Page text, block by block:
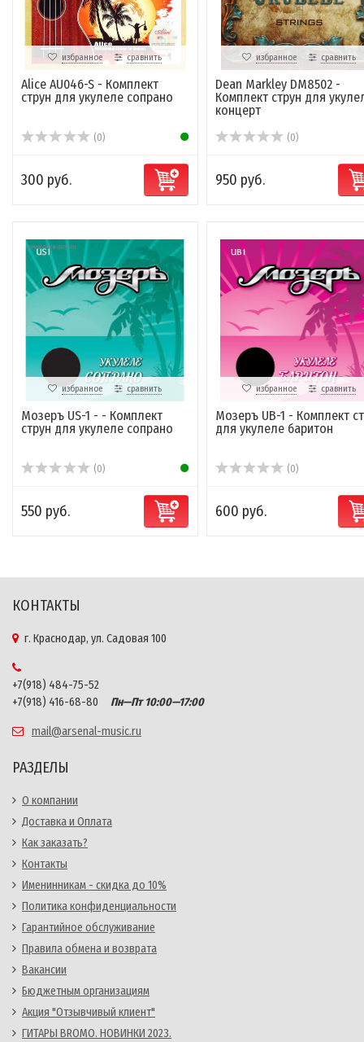
избранное сравнить
Alice AU046-S - Комплект
струн для укулеле сопрано
(0)
300 руб.
избранное сравнить
Dean Markley DM8502 -
Комплект струн для
концерт
(0)
950 руб.
избранное сравнить
Мозеръ US-1 - - Комплект
струн для укулеле сопрано
(0)
550 руб.
избранное сравнить
Мозеръ UB-1 - Комплект
для укулеле баритон
(0)
600 руб.
КОНТАКТЫ
г. Краснодар, ул. Садовая 100
+7(918) 484-75-52
+7(918) 416-68-80
Пн—Пт 10:00—17:00
mail@arsenal-music.ru
РАЗДЕЛЫ
О компании
Доставка и Оплата
Как заказать?
Контакты
Именинникам - скидка до 10%
Политика конфиденциальности
Гарантийное обслуживание
Правила обмена и возврата
Вакансии
Бюджетным организациям
Акция "Отзывчивый клиент"
ГИТАРЫ BROMO. НОВИНКИ 2023.